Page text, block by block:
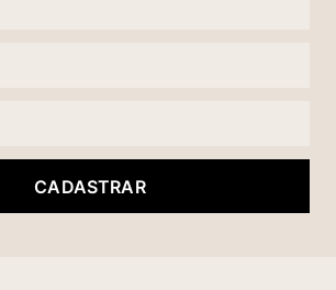
CADASTRAR